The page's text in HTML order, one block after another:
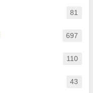
81
697
110
43